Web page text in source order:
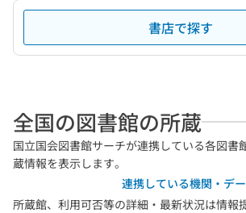
書店で探す
全国の図書館の所蔵
国立国会図書館サーチが連携している各図書
蔵情報を表示します。
連携している機関・デ
所蔵館、利用可否等の詳細・最新状況は情報